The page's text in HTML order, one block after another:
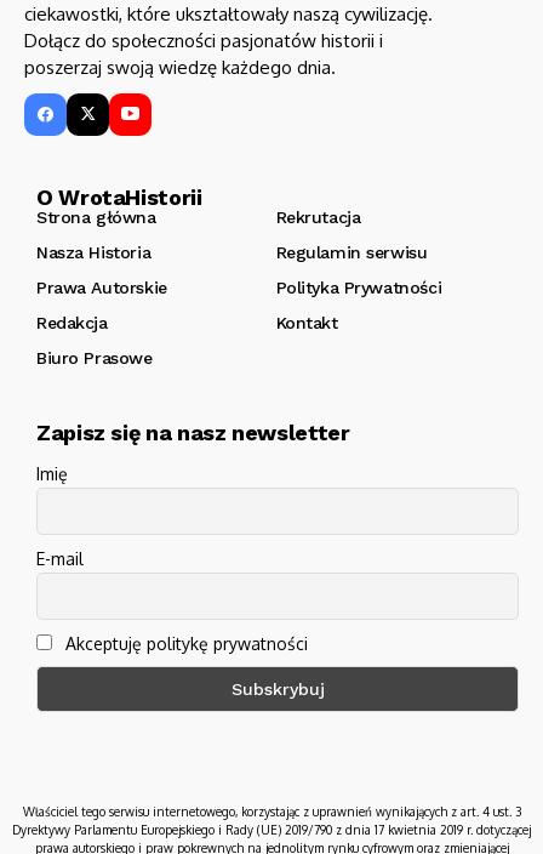
ciekawostki, które ukształtowały naszą cywilizację.
Dołącz do społeczności pasjonatów historii i
poszerzaj swoją wiedzę każdego dnia.
O WrotaHistorii
Strona główna
Rekrutacja
Nasza Historia
Regulamin serwisu
Prawa Autorskie
Polityka Prywatności
Redakcja
Kontakt
Biuro Prasowe
Zapisz się na nasz newsletter
Imię
E-mail
Akceptuję politykę prywatności
Właściciel tego serwisu internetowego, korzystając z uprawnień wynikających z art. 4 ust. 3
Dyrektywy Parlamentu Europejskiego i Rady (UE) 2019/790 z dnia 17 kwietnia 2019 r. dotyczącej
prawa autorskiego i praw pokrewnych na jednolitym rynku cyfrowym oraz zmieniającej